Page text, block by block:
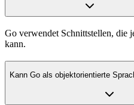
Go verwendet Schnittstellen, die
kann.
Kann Go als objektorientierte